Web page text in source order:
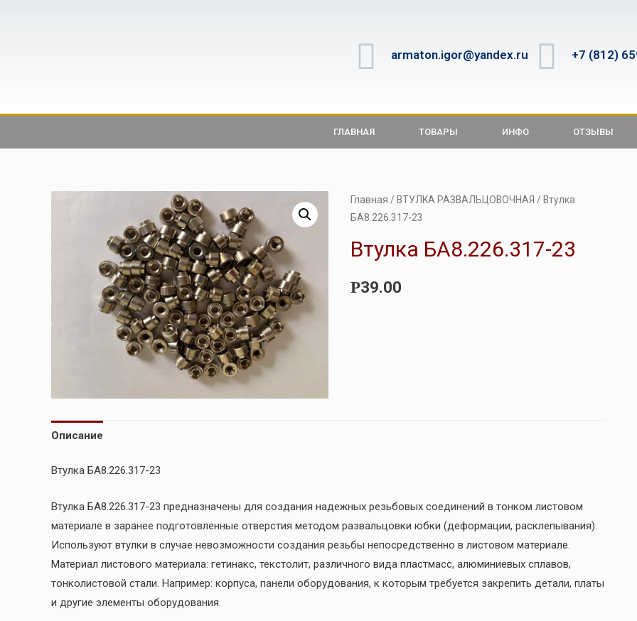
armaton.igor@yandex.ru +7 (812)
ГЛАВНАЯ ТОВАРЫ ИНФО ОТЗЫВЫ
Главная / ВТУЛКА РАЗВАЛЬЦОВОЧНАЯ / Втулка
БА8.226.317-23
Втулка БА8.226.317-23
Р39.00
Описание
Втулка БА8.226.317-23
Втулка БА8.226.317-23 предназначены для создания надежных резьбовых соединений в тонком листовом
материале в заранее подготовленные отверстия методом развальцовки юбки (деформации, расклепывания).
Используют втулки в случае невозможности создания резьбы непосредственно в листовом материале.
Материал листового материала: гетинакс, текстолит, различного вида пластмасс, алюминиевых сплавов,
тонколистовой стали. Например: корпуса, панели оборудования, к которым требуется закрепить детали, платы
и другие элементы оборудования.